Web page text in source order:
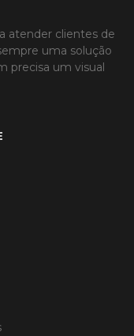
atender clientes de
uma solução
precisa um visual